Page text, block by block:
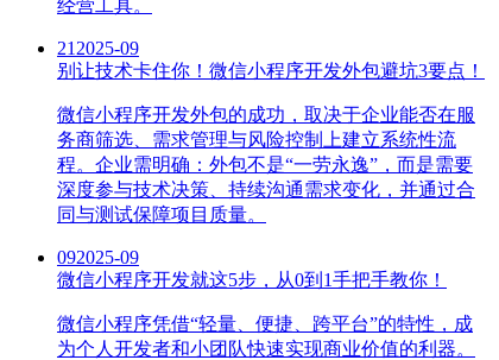
经营工具。
21 2025-09
别让技术卡住你！微信小程序开发外包避坑3要点！
微信小程序开发外包的成功，取决于企业能否在服
务商筛选、需求管理与风险控制上建立系统性流
程。企业需明确：外包不是“一劳永逸”，而是需要
深度参与技术决策、持续沟通需求变化，并通过合
同与测试保障项目质量。
092025-09
微信小程序开发就这5步，从0到1手把手教你！
微信小程序凭借“轻量、便捷、跨平台”的特性，成
为个人开发者和小团队快速实现商业价值的利器。